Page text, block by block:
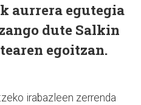
aurrera egutegia
dute Salkin
egoitzan.
irabazleen zerrenda